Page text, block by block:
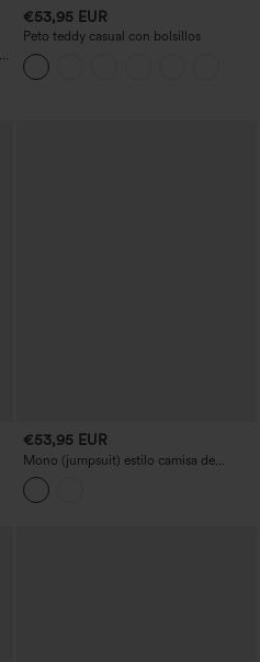
€53,95 EUR
Peto teddy casual con bolsillos
€53,95 EUR
Mono (jumpsuit) estilo camisa de
trabajo de manga corta: a rayas, con
cinturón, de tacto fresco y con bolsillos
— Edición Easy Peezy